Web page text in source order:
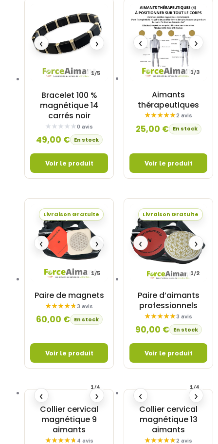
Bracelet 100 %
magnétique 14
carrés noir
0 avis
49,00 € En stock
‹ ›
1/5
Aimants
thérapeutiques
2 avis
25,00 € En stock
‹ ›
1/3
Paire de magnets
3 avis
60,00 € En stock
Livraison Gratuite
‹ ›
1/5
Paire d’aimants
professionnels
3 avis
90,00 € En stock
Livraison Gratuite
‹ ›
1/2
Collier cervical
magnétique 9
aimants
4 avis
‹ ›
1/4
Collier cervical
magnétique 13
aimants
2 avis
‹ ›
1/4